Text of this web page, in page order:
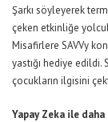
Şarkı söyleyerek
çeken etkinliğe
Misafirlere SAVVy
yastığı hediye edildi.
çocukların ilgisini
Yapay Zeka ile